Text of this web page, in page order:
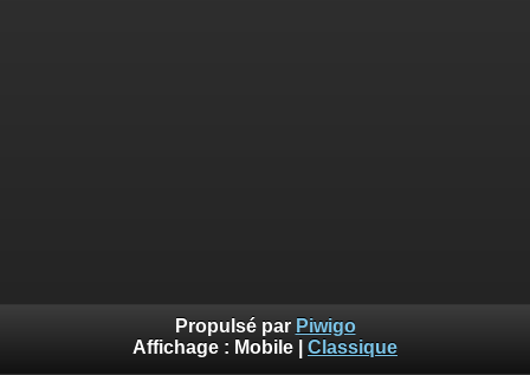
Propulsé par Piwigo
Affichage : Mobile Classique